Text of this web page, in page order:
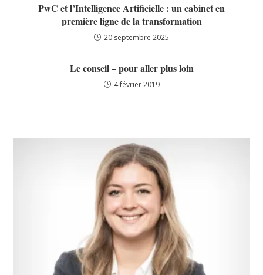
PwC et l’Intelligence Artificielle : un cabinet en
première ligne de la transformation
20 septembre 2025
Le conseil – pour aller plus loin
4 février 2019